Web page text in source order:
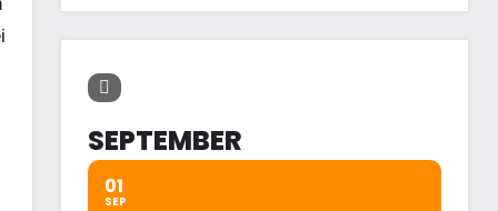
SEPTEMBER
01
SEP